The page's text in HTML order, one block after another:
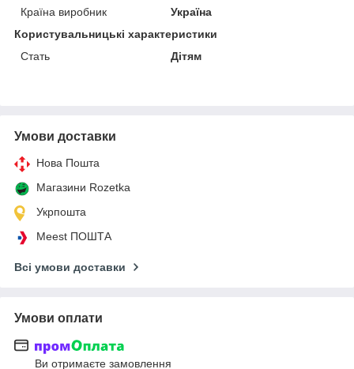
Країна виробник
Україна
Користувальницькі характеристики
Стать
Дітям
Умови доставки
Нова Пошта
Магазини Rozetka
Укрпошта
Meest ПОШТА
Всі умови доставки
Умови оплати
Ви отримаєте замовлення